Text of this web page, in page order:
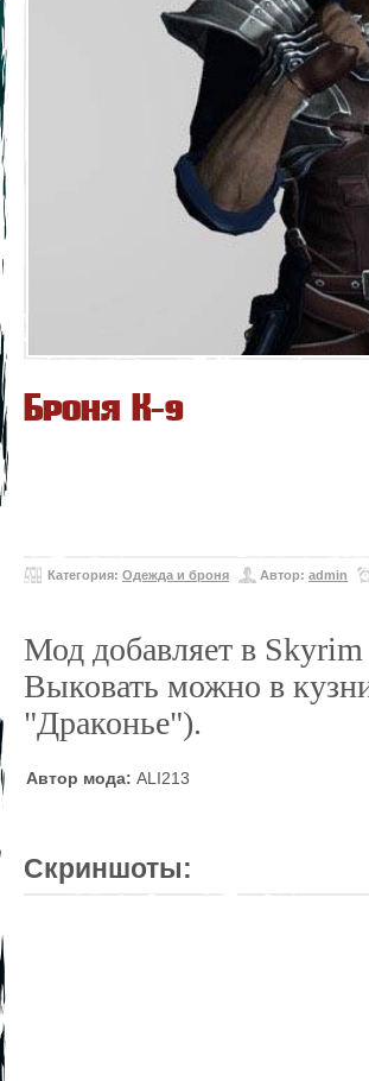
Броня К-9
Категория: Одежда и броня Автор: admin
Мод добавляет в
Выковать можно в
"Драконье").
Автор мода: ALI213
Скриншоты: